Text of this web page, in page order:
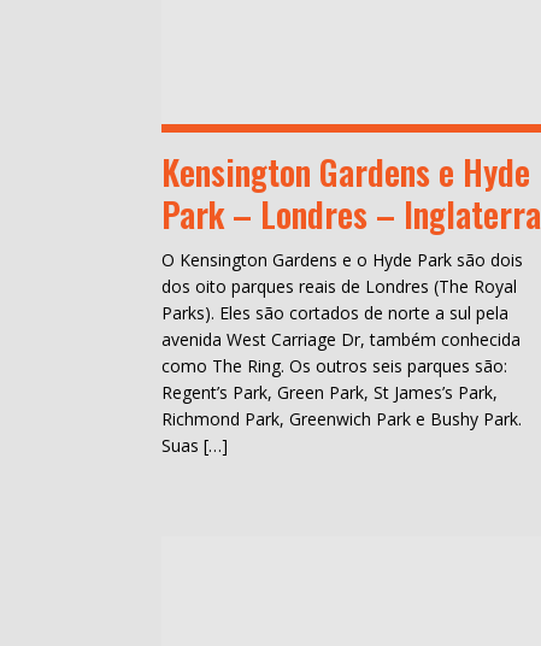
Kensington Gardens e Hyde
Park – Londres – Inglaterra
O Kensington Gardens e o Hyde Park são dois
dos oito parques reais de Londres (The Royal
Parks). Eles são cortados de norte a sul pela
avenida West Carriage Dr, também conhecida
como The Ring. Os outros seis parques são:
Regent’s Park, Green Park, St James’s Park,
Richmond Park, Greenwich Park e Bushy Park.
Suas […]